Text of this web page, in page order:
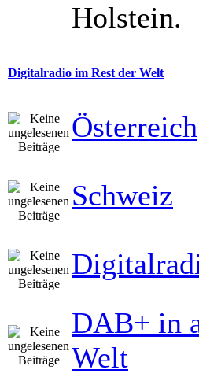
Holstein.
Digitalradio im Rest der Welt
Österreich
Schweiz
DAB+ in
Welt